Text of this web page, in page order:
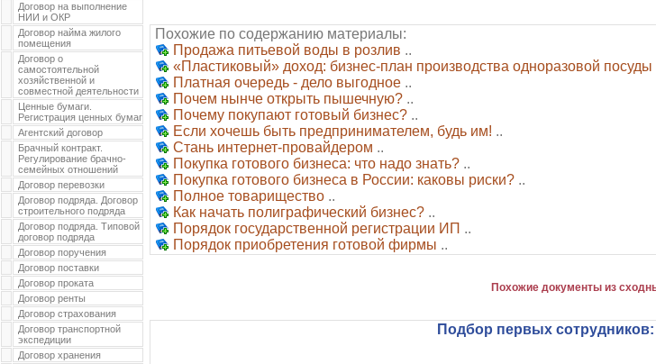
Договор на выполнение
НИИ и ОКР
Договор найма жилого
помещения
Договор о
самостоятельной
хозяйственной и
совместной деятельности
Ценные бумаги.
Регистрация ценных бумаг
Агентский договор
Брачный контракт.
Регулирование брачно-
семейных отношений
Договор перевозки
Договор подряда. Договор
строительного подряда
Договор подряда. Типовой
договор подряда
Договор поручения
Договор поставки
Договор проката
Договор ренты
Договор страхования
Договор транспортной
экспедиции
Договор хранения
Похожие по содержанию материалы:
Продажа питьевой воды в розлив ..
«Пластиковый» доход: бизнес-план производства одноразовой посуды
Платная очередь - дело выгодное ..
Почем нынче открыть пышечную? ..
Почему покупают готовый бизнес? ..
Если хочешь быть предпринимателем, будь им! ..
Стань интернет-провайдером ..
Покупка готового бизнеса: что надо знать? ..
Покупка готового бизнеса в России: каковы риски? ..
Полное товарищество ..
Как начать полиграфический бизнес? ..
Порядок государственной регистрации ИП ..
Порядок приобретения готовой фирмы ..
Похожие документы из
Подбор первых сотрудников: